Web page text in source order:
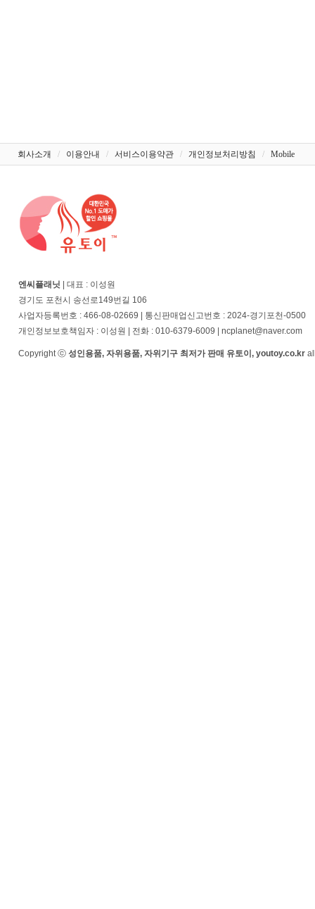
회사소개 / 이용안내 / 서비스이용약관 / 개인정보처리방침 / Mobile
엔씨플래닛 | 대표 : 이성원
경기도 포천시 송선로149번길 106
사업자등록번호 : 466-08-02669 | 통신판매업신고번호 : 2024-경기포천-0500
개인정보보호책임자 : 이성원 | 전화 : 010-6379-6009 | ncplanet@naver.com
Copyright ⓒ 성인용품, 자위용품, 자위기구 최저가 판매 유토이, youtoy.co.kr